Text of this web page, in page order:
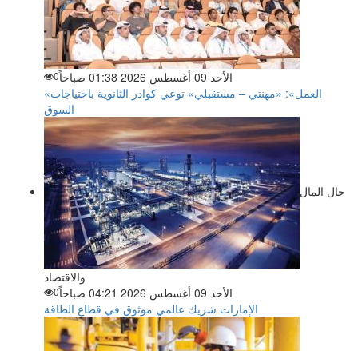
الأحد 09 أغسطس 2026 01:38 صباحاً 0
«العمل»: «مهنتي – مستقبلي» توعي كوادر الثانوية باحتياجات
السوق
حال المال
والاقتصاد
الأحد 09 أغسطس 2026 04:21 صباحاً
0
الإمارات شريك عالمي موثوق في قطاع الطاقة